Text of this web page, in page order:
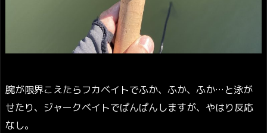
腕が限界こえたらフカベイトでふか、ふか、ふか…と泳が
せたり、ジャークベイトでぱんぱんしますが、やはり反応
なし。